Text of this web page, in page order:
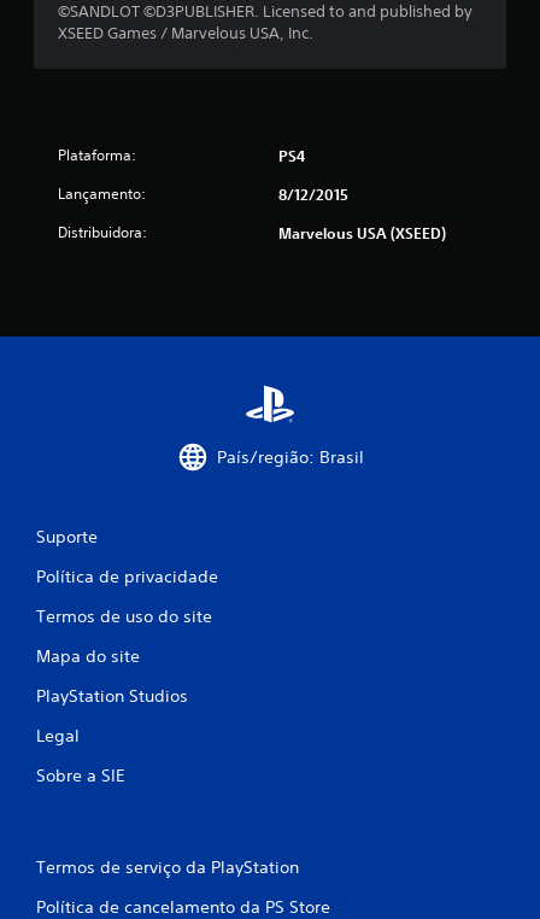
i
f
ç
e
©SANDLOT ©D3PUBLISHER. Licensed to and published by
XSEED Games / Marvelous USA, Inc.
Plataforma: PS4
Lançamento: 8/12/2015
Distribuidora: Marvelous USA (XSEED)
País/região: Brasil
Suporte
Política de privacidade
Termos de uso do site
Mapa do site
PlayStation Studios
Legal
Sobre a SIE
Termos de serviço da PlayStation
Política de cancelamento da PS Store